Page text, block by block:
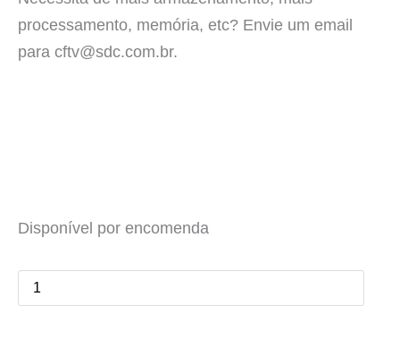
processamento, memória, etc? Envie um email
para cftv@sdc.com.br.
Disponível por encomenda
Gravação